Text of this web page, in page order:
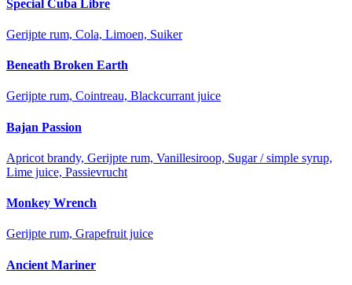
Special Cuba Libre
Gerijpte rum, Cola, Limoen, Suiker
Beneath Broken Earth
Gerijpte rum, Cointreau, Blackcurrant juice
Bajan Passion
Apricot brandy, Gerijpte rum, Vanillesiroop, Sugar / simple syrup,
Lime juice, Passievrucht
Monkey Wrench
Gerijpte rum, Grapefruit juice
Ancient Mariner